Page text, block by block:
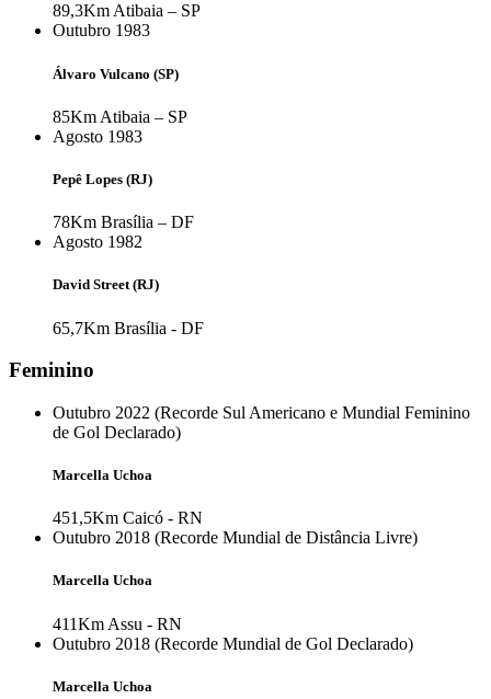
89,3KmAtibaia – SP
Outubro 1983
Álvaro Vulcano (SP)
85Km Atibaia – SP
Agosto 1983
Pepê Lopes (RJ)
78Km Brasília – DF
Agosto 1982
David Street (RJ)
65,7Km Brasília - DF
Feminino
Outubro 2022 (Recorde Sul Americano e Mundial Feminino
de Gol Declarado)
Marcella Uchoa
451,5Km Caicó - RN
Outubro 2018 (Recorde Mundial de Distância Livre)
Marcella Uchoa
411Km Assu - RN
Outubro 2018 (Recorde Mundial de Gol Declarado)
Marcella Uchoa